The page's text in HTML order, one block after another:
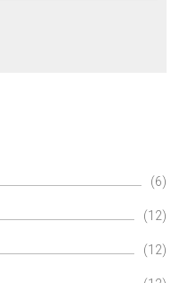
(6)
(12)
(12)